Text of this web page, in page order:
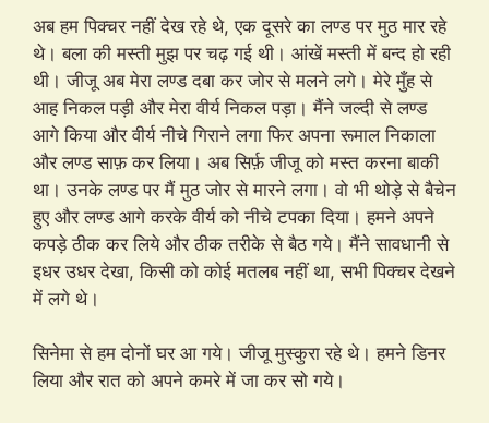
अब हम पिक्चर नहीं देख रहे थे, एक दूसरे का लण्ड पर मुठ मार रहे
थे। बला की मस्ती मुझ पर चढ़ गई थी। आंखें मस्ती में बन्द हो रही
थी। जीजू अब मेरा लण्ड दबा कर जोर से मलने लगे। मेरे मुँह से
आह निकल पड़ी और मेरा वीर्य निकल पड़ा। मैंने जल्दी से लण्ड
आगे किया और वीर्य नीचे गिराने लगा फिर अपना रूमाल निकाला
और लण्ड साफ़ कर लिया। अब सिर्फ़ जीजू को मस्त करना बाकी
था। उनके लण्ड पर मैं मुठ जोर से मारने लगा। वो भी थोड़े से बैचेन
हुए और लण्ड आगे करके वीर्य को नीचे टपका दिया। हमने अपने
कपड़े ठीक कर लिये और ठीक तरीके से बैठ गये। मैंने सावधानी से
इधर उधर देखा, किसी को कोई मतलब नहीं था, सभी पिक्चर देखने
में लगे थे।
सिनेमा से हम दोनों घर आ गये। जीजू मुस्कुरा रहे थे। हमने डिनर
लिया और रात को अपने कमरे में जा कर सो गये।